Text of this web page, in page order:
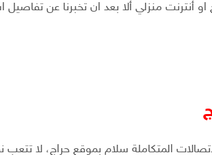
أنترنت منزلي ألا بعد ان تخبرنا عن
المتكاملة سلام بموقع حراج، لا